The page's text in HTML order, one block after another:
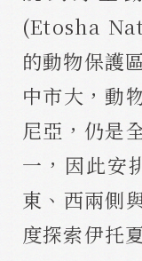
(Etosha
的動物保護
中市大，動
尼亞，仍是
一，因此安
東、西兩側
度探索伊托